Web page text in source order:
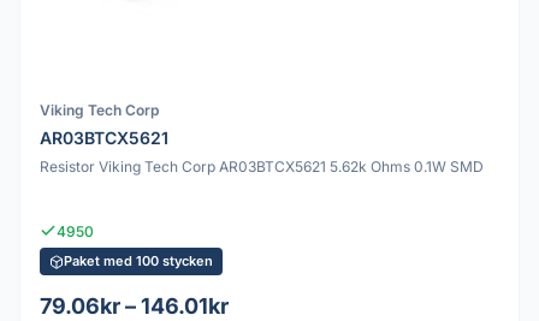
Viking Tech Corp
AR03BTCX5621
Resistor Viking Tech Corp AR03BTCX5621 5.62k Ohms 0.1W SMD
4950
Paket med 100 stycken
79.06kr – 146.01kr